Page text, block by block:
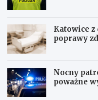
Katowice
poprawy
Nocny
poważne
Z
B